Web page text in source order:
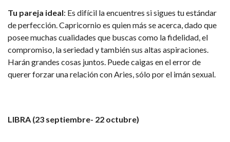
Tu pareja ideal: Es difícil la encuentres si sigues tu estándar
de perfección. Capricornio es quien más se acerca, dado que
posee muchas cualidades que buscas como la fidelidad, el
compromiso, la seriedad y también sus altas aspiraciones.
Harán grandes cosas juntos. Puede caigas en el error de
querer forzar una relación con Aries, sólo por el imán sexual.
LIBRA (23 septiembre- 22 octubre)